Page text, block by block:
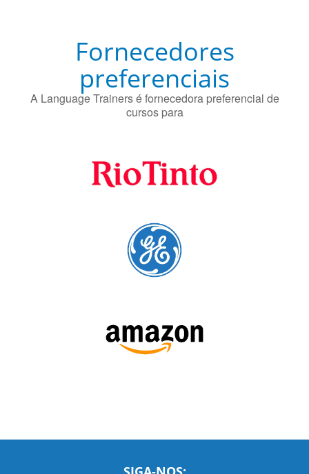
Fornecedores
preferenciais
cursos para